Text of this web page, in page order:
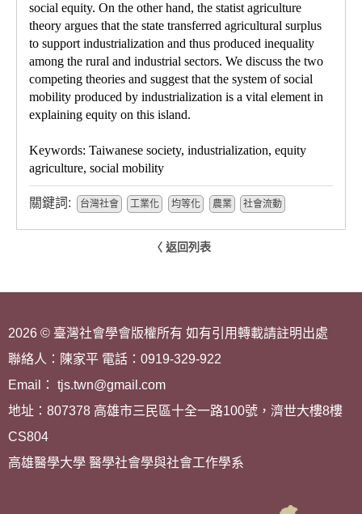
social equity. On the other hand, the statist agriculture
theory argues that the state transferred agricultural surplus
to support industrialization and thus produced inequality
among the rural and industrial sectors. We discuss the two
competing theories and suggest that the system of social
mobility produced by industrialization is a vital element in
explaining equity on this island.
Keywords: Taiwanese society, industrialization, equity
agriculture, social mobility
關鍵詞: 台灣社會 工業化 均等化 農業 社會流動
〈 返回列表
2026 © 臺灣社會學會版權所有 如有引用轉載請註明出處
聯絡人：陳家平 電話：0919-329-922
Email： tjs.twn@gmail.com
地址：807378 高雄市三民區十全一路100號，濟世大樓8樓
CS804
高雄醫學大學 醫學社會學與社會工作學系